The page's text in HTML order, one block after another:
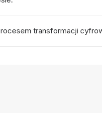
transformacji